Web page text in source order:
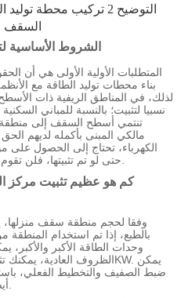
التوضيح 2 تركيب محطة
السقف
2. الشروط
المتطلبات الأولية الأولى هي أن
بناء محطات توليد الطاقة مع
لذلك، في المناطق الريفية ذات
نسبيا لتثبيت؛ بالنسبة للمباني
تنتمي أسطح السقف إلى منطقة
مالكي المبنى بأكمله لديهم
الكهرباء، تحتاج إلى الحصول على
وفقا لحجم منطقة سقف
وحدات الطاقة الأكبر
ضبط الصفيف والتخطيط الفعلي،